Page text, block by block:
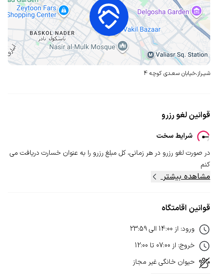
شیـراز،خیابان سعـدی کوچه 4
قوانین لغو رزرو
شرایط سخت
در صورت لغو رزرو در هر زمانی، کل مبلغ رزرو را به عنوان خسارت دریافت می
کنم
مشاهده بیشتر
قوانین اقامتگاه
ورود: از 14:00 الی23:59
خروج: از 07:00 تا 12:00
حیوان خانگیغیر مجاز